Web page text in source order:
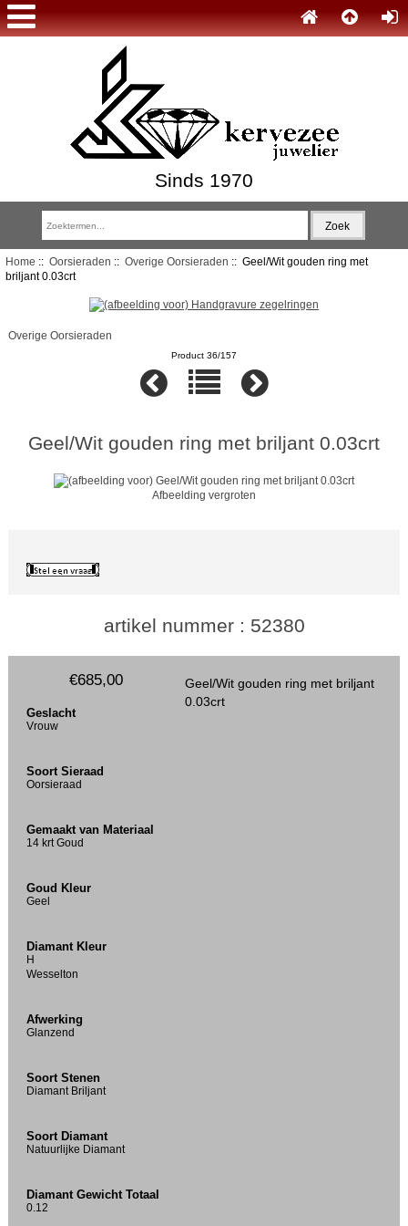
Sinds 1970
Home :: Oorsieraden :: Overige Oorsieraden :: Geel/Wit gouden ring met
briljant 0.03crt
Overige Oorsieraden
Product 36/157
Geel/Wit gouden ring met briljant 0.03crt
Afbeelding vergroten
artikel nummer : 52380
Geel/Wit gouden ring met briljant
0.03crt
€685,00
Geslacht
Vrouw
Soort Sieraad
Oorsieraad
Gemaakt van Materiaal
14 krt Goud
Goud Kleur
Geel
Diamant Kleur
H
Wesselton
Afwerking
Glanzend
Soort Stenen
Diamant Briljant
Soort Diamant
Natuurlijke Diamant
Diamant Gewicht Totaal
0.12